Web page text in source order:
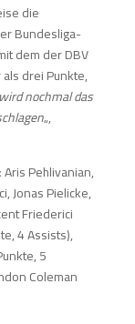
die
Bundesliga-
dem der DBV
drei Punkte,
nochmal das
„,
Aris Pehlivanian,
Jonas Pielicke,
Friederici
4 Assists),
5
Coleman